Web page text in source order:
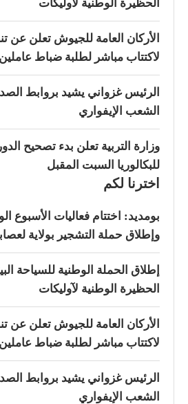
الحظيرة الوطنية لآوليكات
الأركان العامة للجيوش تعلن عن
لاكتتاب مباشر لطلبة ضباط عاملين
الرئيس غزواني يشيد بروابط
الشعب الإيفواري
وزارة التربية تعلن بدء تصحيح
للبكالوريا السبت المقبل
اخترنا لكم
بومديد: اختتام فعاليات الأسبوع
وإطلاق حملة التشجير بولاية
الحظيرة الوطنية لآوليكات
الأركان العامة للجيوش تعلن عن
لاكتتاب مباشر لطلبة ضباط عاملين
الرئيس غزواني يشيد بروابط
الشعب الإيفواري